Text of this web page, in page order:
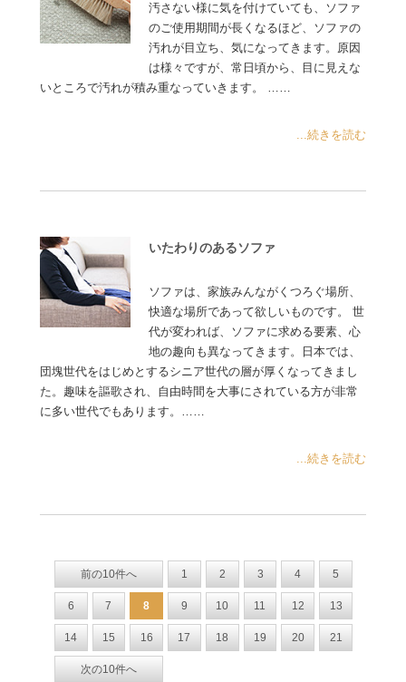
汚さない様に気を付けていても、ソファ
のご使用期間が長くなるほど、ソファの
汚れが目立ち、気になってきます。原因
は様々ですが、常日頃から、目に見えな
いところで汚れが積み重なっていきます。 ……
...続きを読む
いたわりのあるソファ
ソファは、家族みんながくつろぐ場所、
快適な場所であって欲しいものです。 世
代が変われば、ソファに求める要素、心
地の趣向も異なってきます。日本では、
団塊世代をはじめとするシニア世代の層が厚くなってきまし
た。趣味を謳歌され、自由時間を大事にされている方が非常
に多い世代でもあります。……
...続きを読む
前の10件へ 1 2 3 4 5
6 7 8 9 10 11 12 13
14 15 16 17 18 19 20 21
次の10件へ